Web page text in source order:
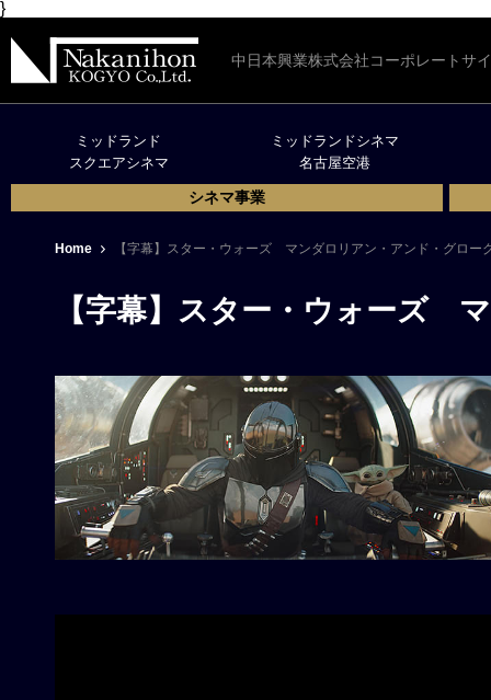
}
中日本興業株式会社コーポレートサ
ミッドランド
スクエアシネマ
ミッドランドシネマ
名古屋空港
シネマ事業
Home 【字幕】スター・ウォーズ マンダロリアン・アンド・グロー
【字幕】スター・ウォーズ